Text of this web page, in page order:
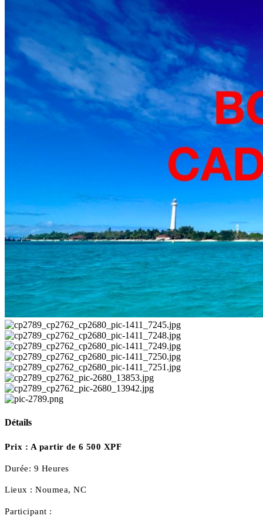
Détails
Prix : A partir de 6 500 XPF
Durée: 9 Heures
Lieux : Noumea, NC
Participant :